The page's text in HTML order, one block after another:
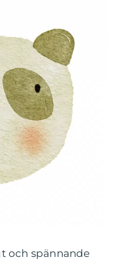
och spännande